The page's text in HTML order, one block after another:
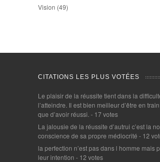
Vision (49)
CITATIONS LES PLUS VOTÉES
Le plaisir de la réussite tient dans la
l’atteindre. Il est bien meilleur d’être en
que d’avoir réussi. - 17 votes
La jalousie de la réussite d’autrui c’est la
conscience de sa propre médiocrité - 12
la perfection n’est pas dans l homme mais
leur intention - 12 votes